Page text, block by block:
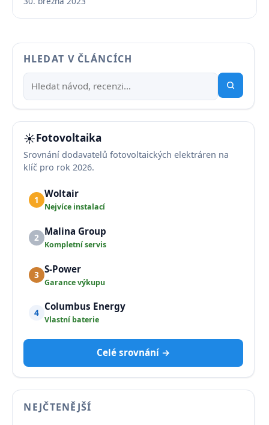
HLEDAT V ČLÁNCÍCH
☀️Fotovoltaika
Srovnání dodavatelů fotovoltaických elektráren na
klíč pro rok 2026.
1 Woltair
Nejvíce instalací
2 Malina Group
Kompletní servis
3 S-Power
Garance výkupu
4 Columbus Energy
Vlastní baterie
Celé srovnání →
NEJČTENĚJŠÍ